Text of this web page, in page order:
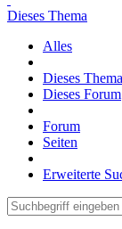
Dieses Thema
Alles
Dieses Thema
Dieses Forum
Forum
Seiten
Erweiterte